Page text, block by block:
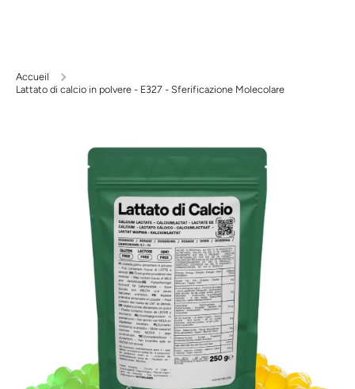
Accueil
Lattato di calcio in polvere - E327 - Sferificazione Molecolare